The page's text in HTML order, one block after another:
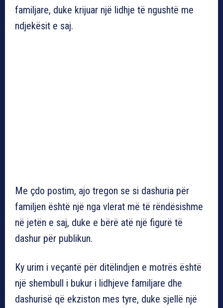
familjare, duke krijuar një lidhje të ngushtë me
ndjekësit e saj.
Me çdo postim, ajo tregon se si dashuria për
familjen është një nga vlerat më të rëndësishme
në jetën e saj, duke e bërë atë një figurë të
dashur për publikun.
Ky urim i veçantë për ditëlindjen e motrës është
një shembull i bukur i lidhjeve familjare dhe
dashurisë që ekziston mes tyre, duke sjellë një